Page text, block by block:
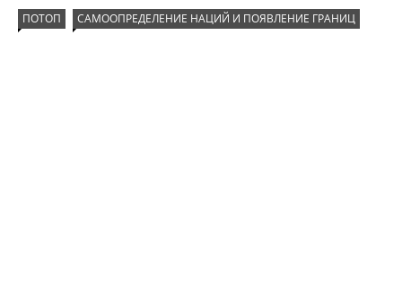
ПОТОП САМООПРЕДЕЛЕНИЕ НАЦИЙ И ПОЯВЛЕНИЕ ГРАНИЦ